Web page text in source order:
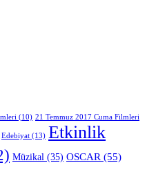
(10) 21 Temmuz 2017 Cuma Filmleri
Edebiyat (13) Etkinlik
Müzikal (35) OSCAR (55)